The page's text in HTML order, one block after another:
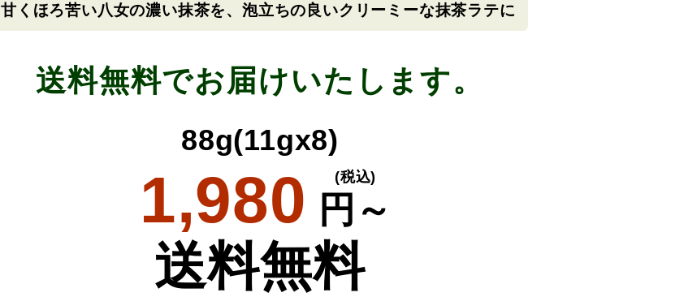
甘くほろ苦い八女の濃い抹茶を、泡立ちの良いクリーミーな抹茶ラテに
送料無料でお届けいたします。
88g(11gx8)
1,980 円～
(税込)
送料無料